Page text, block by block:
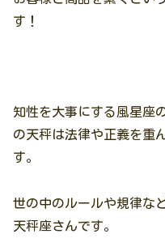
す！
知性を大事にする風星座
の天秤は法律や正義を重
す。
世の中のルールや規律な
天秤座さんです。